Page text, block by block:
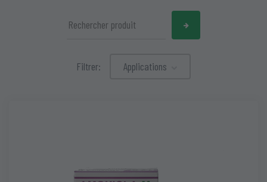
Filtrer: Applications